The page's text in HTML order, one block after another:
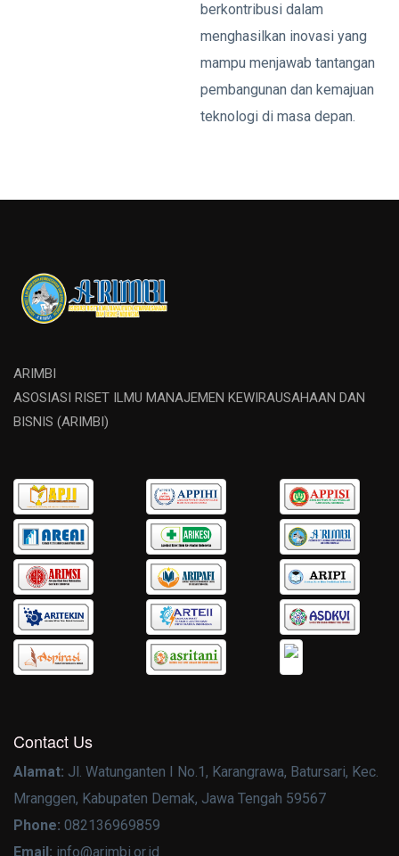
berkontribusi dalam
menghasilkan inovasi yang
mampu menjawab tantangan
pembangunan dan kemajuan
teknologi di masa depan.
ARIMBI
ASOSIASI RISET ILMU MANAJEMEN KEWIRAUSAHAAN DAN
BISNIS (ARIMBI)
Contact Us
Alamat: Jl. Watunganten I No.1, Karangrawa, Batursari, Kec.
Mranggen, Kabupaten Demak, Jawa Tengah 59567
Phone: 082136969859
Email: info@arimbi.or.id